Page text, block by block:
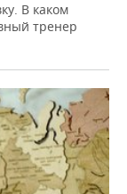
В каком
тренер